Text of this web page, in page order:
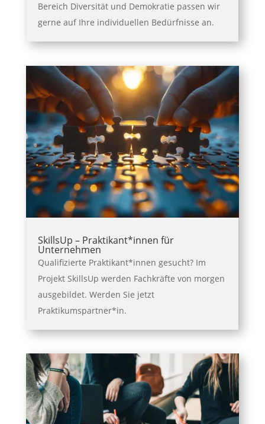
Bereich Diversität und Demokratie passen wir
gerne auf Ihre individuellen Bedürfnisse an.
SkillsUp – Praktikant*innen für
Unternehmen
Qualifizierte Praktikant*innen gesucht? Im
Projekt SkillsUp werden Fachkräfte von morgen
ausgebildet. Werden Sie jetzt
Praktikumspartner*in.